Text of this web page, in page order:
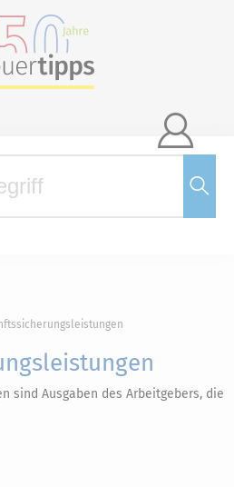

sind Ausgaben des Arbeitgebers, die